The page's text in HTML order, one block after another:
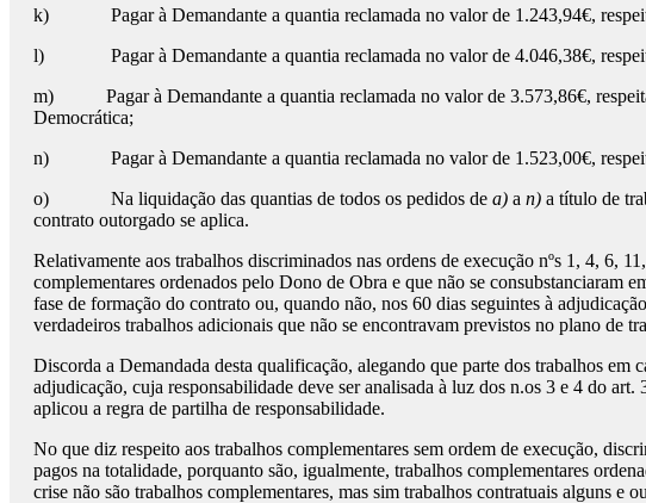
k) Pagar à Demandante a quantia reclamada no valor de 1.243,94€,
l) Pagar à Demandante a quantia reclamada no valor de 4.046,38€,
m) Pagar à Demandante a quantia reclamada no valor de 3.573,86€,
Democrática;
n) Pagar à Demandante a quantia reclamada no valor de 1.523,00€,
o) Na liquidação das quantias de todos os pedidos de a) a n) a título de
contrato outorgado se aplica.
Relativamente aos trabalhos discriminados nas ordens de execução nºs 1, 4, 6,
complementares ordenados pelo Dono de Obra e que não se consubstanciaram
fase de formação do contrato ou, quando não, nos 60 dias seguintes à
verdadeiros trabalhos adicionais que não se encontravam previstos no plano de
Discorda a Demandada desta qualificação, alegando que parte dos trabalhos em
adjudicação, cuja responsabilidade deve ser analisada à luz dos n.os 3 e 4 do
aplicou a regra de partilha de responsabilidade.
No que diz respeito aos trabalhos complementares sem ordem de execução,
pagos na totalidade, porquanto são, igualmente, trabalhos complementares
crise não são trabalhos complementares, mas sim trabalhos contratuais alguns e